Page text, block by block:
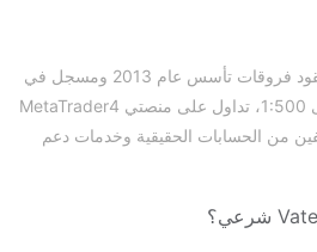
Vatee هو وسيط فوركس وعقود فروقات تأسس عام 2013 ومسجل في
أستراليا. رافعة مالية تصل إلى 1:500، تداول على منصتي MetaTrader4
من الحسابات الحقيقية وخدمات دعم